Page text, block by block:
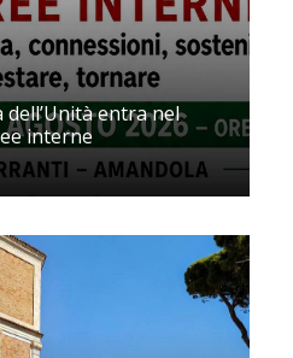
dell’Unità entra nel
interne